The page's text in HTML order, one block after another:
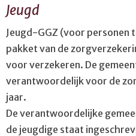
Jeugd
Jeugd-GGZ (voor personen
pakket van de
voor verzekeren. De
verantwoordelijk voor de
jaar.
De verantwoordelijke
de jeugdige staat